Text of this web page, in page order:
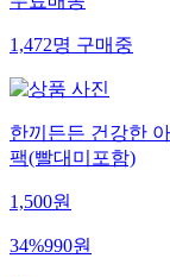
무료배송
1,472명구매중
한끼든든 건강한
팩(빨대미포함)
1,500원
34%990원